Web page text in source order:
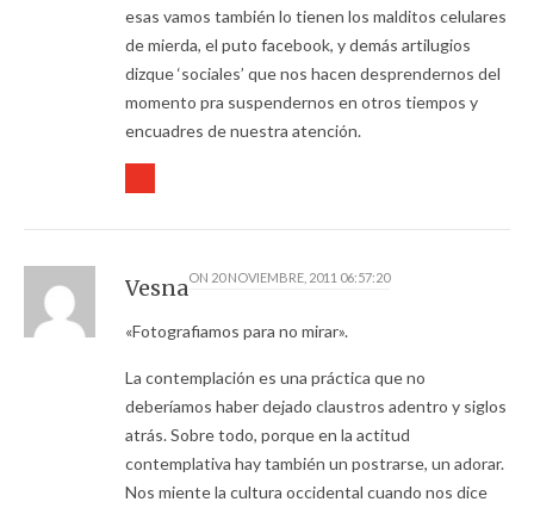
esas vamos también lo tienen los malditos celulares
de mierda, el puto facebook, y demás artilugios
dizque ‘sociales’ que nos hacen desprendernos del
momento pra suspendernos en otros tiempos y
encuadres de nuestra atención.
VesnaON 20 NOVIEMBRE, 2011 06:57:20
«Fotografiamos para no mirar».
La contemplación es una práctica que no
deberíamos haber dejado claustros adentro y siglos
atrás. Sobre todo, porque en la actitud
contemplativa hay también un postrarse, un adorar.
Nos miente la cultura occidental cuando nos dice